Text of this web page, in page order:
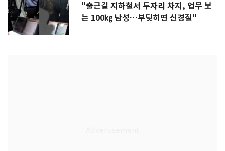
"출근길 지하철서 두자리 차지, 업무 보
는 100㎏ 남성…부딪히면 신경질"